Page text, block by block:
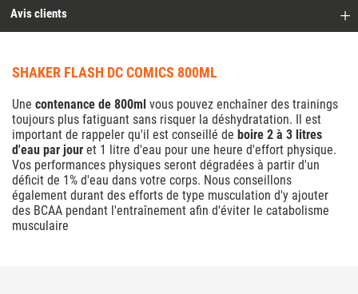
Avis clients
SHAKER FLASH DC COMICS 800ML
Une contenance de 800ml vous pouvez enchaîner des trainings
toujours plus fatiguant sans risquer la déshydratation. Il est
important de rappeler qu'il est conseillé de boire 2 à 3 litres
d'eau par jour et 1 litre d'eau pour une heure d'effort physique.
Vos performances physiques seront dégradées à partir d'un
déficit de 1% d'eau dans votre corps. Nous conseillons
également durant des efforts de type musculation d'y ajouter
des BCAA pendant l'entraînement afin d'éviter le catabolisme
musculaire